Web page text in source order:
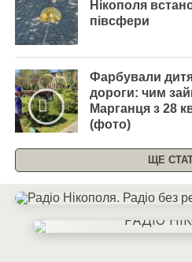
Нікополя
півсфери
Фарбували
дороги: чим
Марганця з 28
(фото)
ЩЕ